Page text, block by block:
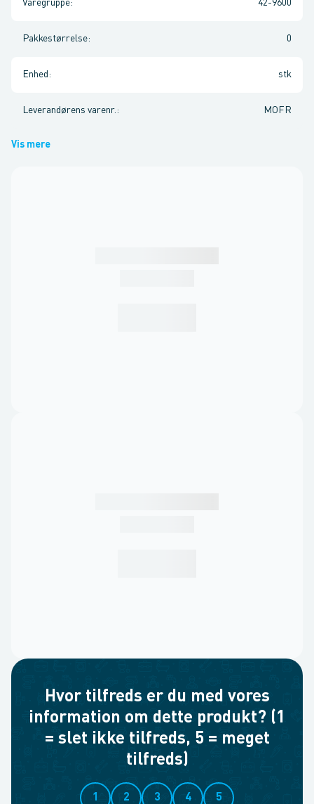
Varegruppe: 42-9600
Pakkestørrelse: 0
Enhed : stk
Leverandørens varenr. : MOFR
Vis mere
Hvor tilfreds er du med vores
information om dette produkt? (1
= slet ikke tilfreds, 5 = meget
tilfreds)
1 2 3 4 5